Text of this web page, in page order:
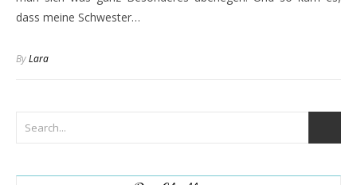
dass meine Schwester…
ByLara